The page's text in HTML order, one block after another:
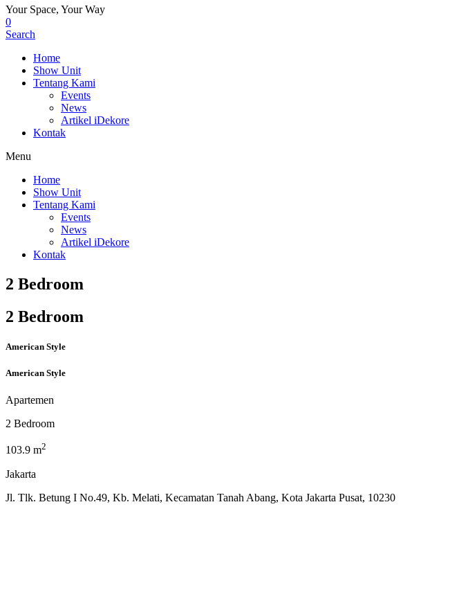
Your Space, Your Way
0
Search
Home
Show Unit
Tentang Kami
Events
News
Artikel iDekore
Kontak
Menu
Home
Show Unit
Tentang Kami
Events
News
Artikel iDekore
Kontak
2 Bedroom
2 Bedroom
American Style
American Style
Apartemen
2 Bedroom
103.9 m2
Jakarta
Jl. Tlk. Betung I No.49, Kb. Melati, Kecamatan Tanah Abang, Kota Jakarta Pusat, 10230